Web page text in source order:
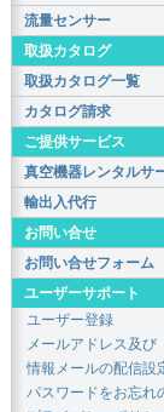
流量センサー
取扱カタログ
取扱カタログ一覧
カタログ請求
ご提供サービス
真空機器レンタルサ
輸出入代行
お問い合せ
お問い合せフォーム
ユーザーサポート
ユーザー登録
メールアドレス及び
情報メールの配信設
パスワードをお忘れ